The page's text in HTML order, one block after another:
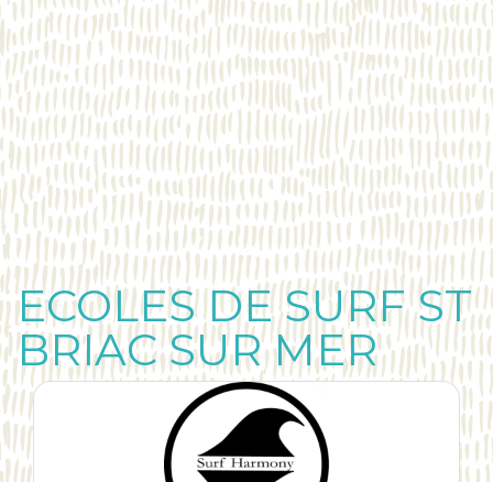
ECOLES DE SURF ST
BRIAC SUR MER